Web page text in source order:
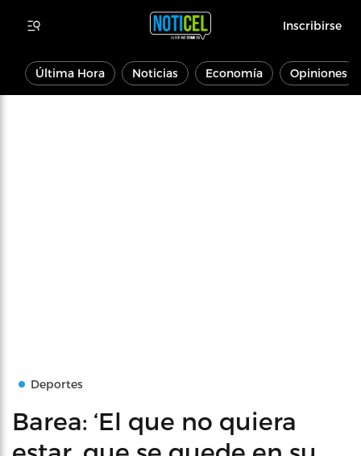
Inscribirse
Última Hora Noticias Economía Opiniones
Deportes
Barea: ‘El que no quiera